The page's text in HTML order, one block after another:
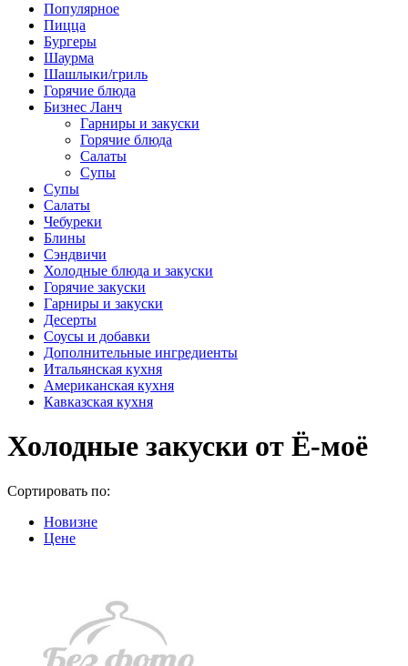
Популярное
Пицца
Бургеры
Шаурма
Шашлыки/гриль
Горячие блюда
Бизнес Ланч
Гарниры и закуски
Горячие блюда
Салаты
Супы
Супы
Салаты
Чебуреки
Блины
Сэндвичи
Холодные блюда и закуски
Горячие закуски
Гарниры и закуски
Десерты
Соусы и добавки
Дополнительные ингредиенты
Итальянская кухня
Американская кухня
Кавказская кухня
Холодные закуски от Ё-моё
Сортировать по:
Новизне
Цене